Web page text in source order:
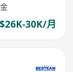
$26K-30K/月